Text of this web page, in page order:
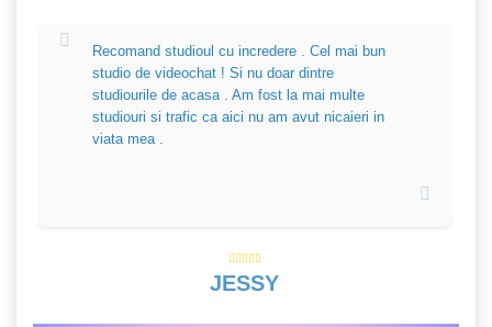
Recomand studioul cu incredere . Cel mai bun
studio de videochat ! Si nu doar dintre
studiourile de acasa . Am fost la mai multe
studiouri si trafic ca aici nu am avut nicaieri in
viata mea .
JESSY